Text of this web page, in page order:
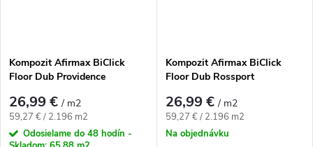
Kompozit Afirmax BiClick
Floor Dub Providence
26,99 €/ m2
Jednotková cena:
59,27 € / 2.196 m2
Odosielame do 48 hodín -
Kompozit Afirmax BiClick
Floor Dub Rossport
26,99 €/ m2
Jednotková cena:
59,27 € / 2.196 m2
Na objednávku